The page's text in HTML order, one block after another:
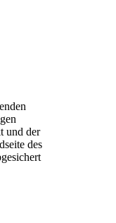
und der
des